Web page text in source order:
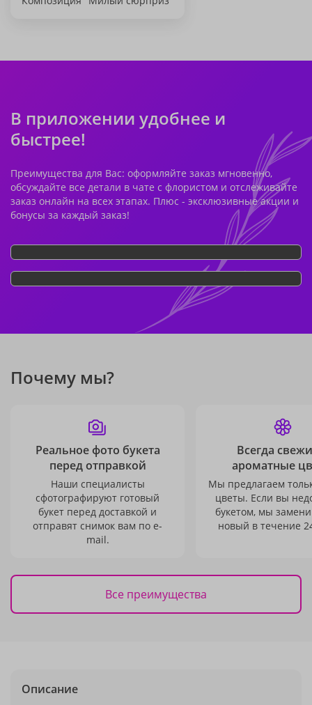
В приложении удобнее и
быстрее!
Преимущества для Вас: оформляйте заказ мгновенно,
обсуждайте все детали в чате с флористом и отслеживайте
заказ онлайн на всех этапах. Плюс - эксклюзивные акции и
бонусы за каждый заказ!
Почему мы?
Реальное фото букета
перед отправкой
Наши специалисты
сфотографируют готовый
букет перед доставкой и
отправят снимок вам по e-
mail.
Всегда
ароматные
Мы предлагаем
цветы. Если вы
букетом, мы
новый в течение
Все преимущества
Описание